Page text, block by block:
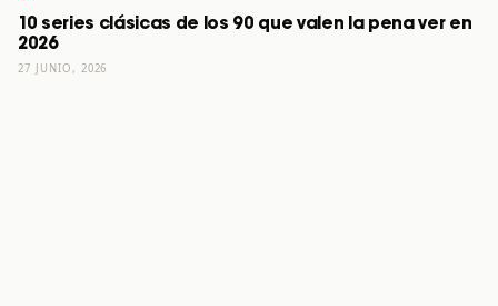
10 series clásicas de los 90 que valen la pena ver en
2026
27 JUNIO, 2026